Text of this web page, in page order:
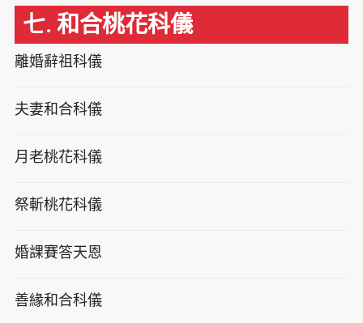
七. 和合桃花科儀
離婚辭祖科儀
夫妻和合科儀
月老桃花科儀
祭斬桃花科儀
婚課賽答天恩
善緣和合科儀